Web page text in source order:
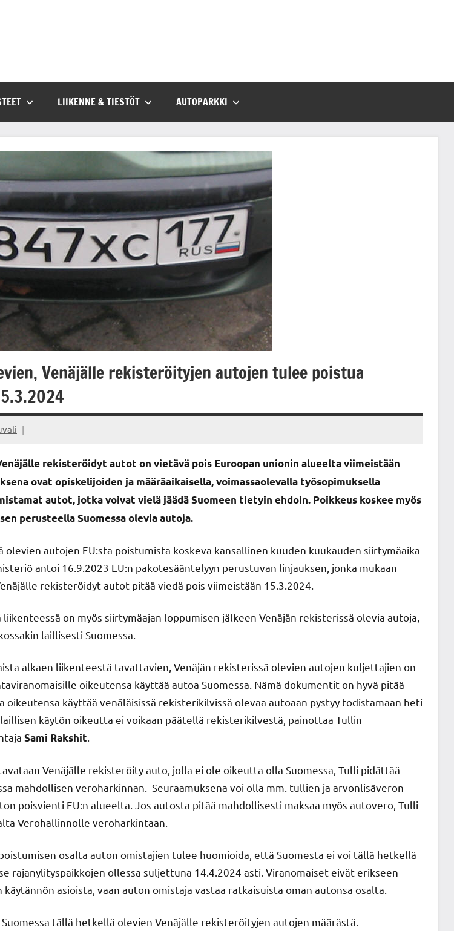
LIIKENNE & TIESTÖT AUTOPARKKI
Venäjälle rekisteröityjen autojen tulee poistua
rekisteröidyt autot on vietävä pois Euroopan unionin alueelta viimeistään
ovat opiskelijoiden ja määräaikaisella, voimassaolevalla työsopimuksella
autot, jotka voivat vielä jäädä Suomeen tietyin ehdoin. Poikkeus koskee myös
perusteella Suomessa olevia autoja.
olevien autojen EU:sta poistumista koskeva kansallinen kuuden kuukauden siirtymäaika
antoi 16.9.2023 EU:n pakotesääntelyyn perustuvan linjauksen, jonka mukaan
rekisteröidyt autot pitää viedä pois viimeistään 15.3.2024.
on myös siirtymäajan loppumisen jälkeen Venäjän rekisterissä olevia autoja,
laillisesti Suomessa.
alkaen liikenteestä tavattavien, Venäjän rekisterissä olevien autojen kuljettajien on
oikeutensa käyttää autoa Suomessa. Nämä dokumentit on hyvä pitää
oikeutensa käyttää venäläisissä rekisterikilvissä olevaa autoaan pystyy todistamaan heti
käytön oikeutta ei voikaan päätellä rekisterikilvestä, painottaa Tullin
Sami Rakshit
Venäjälle rekisteröity auto, jolla ei ole oikeutta olla Suomessa, Tulli pidättää
mahdollisen veroharkinnan. Seuraamuksena voi olla mm. tullien ja arvonlisäveron
poisvienti EU:n alueelta. Jos autosta pitää mahdollisesti maksaa myös autovero, Tulli
Verohallinnolle veroharkintaan.
osalta auton omistajien tulee huomioida, että Suomesta ei voi tällä hetkellä
rajanylityspaikkojen ollessa suljettuna 14.4.2024 asti. Viranomaiset eivät erikseen
asioista, vaan auton omistaja vastaa ratkaisuista oman autonsa osalta.
tällä hetkellä olevien Venäjälle rekisteröityjen autojen määrästä.